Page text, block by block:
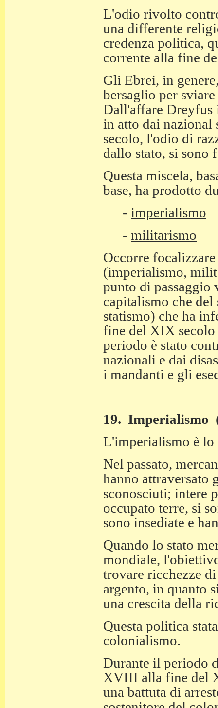
L'odio rivolto
una differente
credenza politica,
corrente alla fine
Gli Ebrei, in
bersaglio per
Dall'affare Dreyfus
in atto dai nazional
secolo, l'odio di
dallo stato, si sono
Questa miscela,
base, ha prodotto
- imperialismo
- militarismo
Occorre
(imperialismo,
punto di passaggio
capitalismo che
statismo) che ha
fine del XIX secolo
periodo è stato
nazionali e dai
i mandanti e gli
19. Imperialismo
L'imperialismo è lo
Nel passato,
hanno attraversato
sconosciuti; intere
occupato terre, si
sono insediate e
Quando lo stato
mondiale,
trovare ricchezze
argento, in quanto
una crescita della
Questa politica
colonialismo.
Durante il periodo
XVIII alla fine del
una battuta di